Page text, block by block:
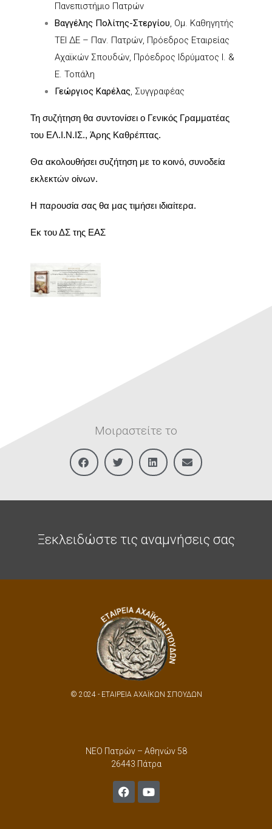
Πανεπιστήμιο Πατρών
Βαγγέλης Πολίτης-Στεργίου, Ομ. Καθηγητής
ΤΕΙ ΔΕ – Παν. Πατρών, Πρόεδρος Εταιρείας
Αχαϊκών Σπουδών, Πρόεδρος Ιδρύματος Ι. &
Ε. Τοπάλη
Γεώργιος Καρέλας, Συγγραφέας
Τη συζήτηση θα συντονίσει ο Γενικός Γραμματέας
του ΕΛ.Ι.Ν.ΙΣ., Άρης Καθρέπτας.
Θα ακολουθήσει συζήτηση με το κοινό, συνοδεία
εκλεκτών οίνων.
Η παρουσία σας θα μας τιμήσει ιδιαίτερα.
Εκ του ΔΣ της ΕΑΣ
Μοιραστείτε το
Ξεκλειδώστε τις αναμνήσεις σας
© 2024 - ΕΤΑΙΡΕΙΑ ΑΧΑΪΚΩΝ ΣΠΟΥΔΩΝ
ΝΕΟ Πατρών – Αθηνών 58
26443 Πάτρα